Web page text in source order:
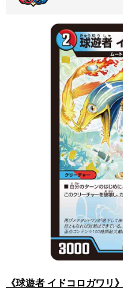
《球遊者 イドコロガワリ》